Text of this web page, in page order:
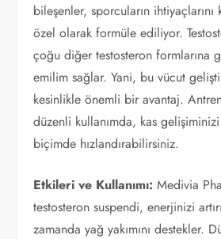
bileşenler, sporcuların ihtiyaçlarını
özel olarak formüle ediliyor.
çoğu diğer testosteron formlarına
emilim sağlar. Yani, bu vücut
kesinlikle önemli bir avantaj.
düzenli kullanımda, kas
biçimde hızlandırabilirsiniz.
Etkileri ve Kullanımı: Medivia
testosteron suspendi, enerjinizi
zamanda yağ yakımını destekler.